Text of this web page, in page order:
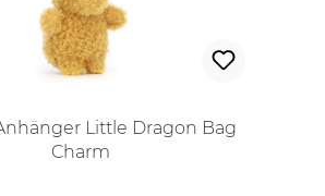
Little Dragon Bag
Charm